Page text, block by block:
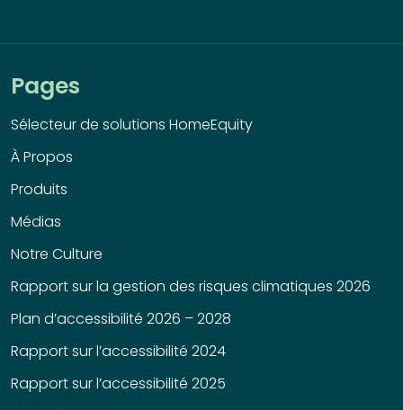
Pages
Sélecteur de solutions HomeEquity
À Propos
Produits
Médias
Notre Culture
Rapport sur la gestion des risques climatiques 2026
Plan d’accessibilité 2026 – 2028
Rapport sur l’accessibilité 2024
Rapport sur l’accessibilité 2025